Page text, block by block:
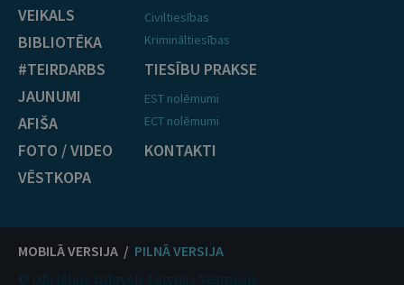
VEIKALS
BIBLIOTĒKA
#TEIRDARBS
JAUNUMI
AFIŠA
FOTO / VIDEO
VĒSTKOPA
Civiltiesības
Krimināltiesības
TIESĪBU PRAKSE
EST nolēmumi
ECT nolēmumi
KONTAKTI
MOBILĀ VERSIJA / PILNĀ VERSIJA
© Oficiālais izdevējs Latvijas Vēstnesis